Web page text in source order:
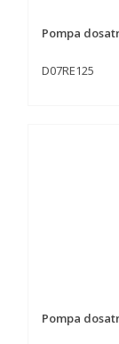
Pompa
D07RE125
Pompa